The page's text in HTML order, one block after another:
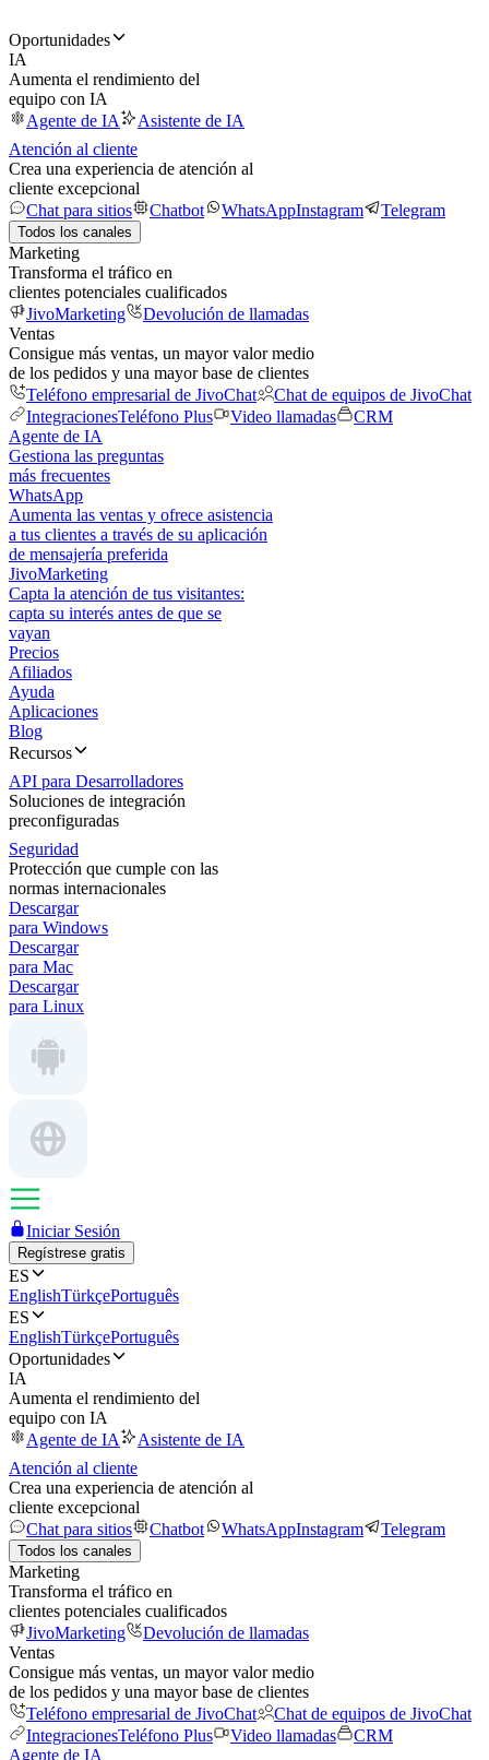
Oportunidades
IA
Aumenta el rendimiento del
equipo con IA
Agente de IA
Asistente de IA
Atención al cliente
Crea una experiencia de atención al
cliente excepcional
Chat para sitios
Chatbot WhatsAppInstagram Telegram
Todos los canales
Marketing
Transforma el tráfico en
clientes potenciales cualificados
JivoMarketing
Devolución de llamadas
Ventas
Consigue más ventas, un mayor valor medio
de los pedidos y una mayor base de clientes
Teléfono empresarial de JivoChat
Chat de equipos de JivoChat
IntegracionesTeléfono Plus Video llamadas
CRM
Agente de IA
Gestiona las preguntas
más frecuentes
WhatsApp
Aumenta las ventas y ofrece asistencia
a tus clientes a través de su aplicación
de mensajería preferida
JivoMarketing
Capta la atención de tus visitantes:
capta su interés antes de que se
vayan
Precios
Afiliados
Ayuda
Aplicaciones
Blog
Recursos
API para Desarrolladores
Soluciones de integración
preconfiguradas
Seguridad
Protección que cumple con las
normas internacionales
Descargar
para Windows
Descargar
para Mac
Descargar
para Linux
Iniciar Sesión
Regístrese gratis
ES
EnglishTürkçePortuguês
ES
EnglishTürkçePortuguês
Oportunidades
IA
Aumenta el rendimiento del
equipo con IA
Agente de IA
Asistente de IA
Atención al cliente
Crea una experiencia de atención al
cliente excepcional
Chat para sitios
Chatbot WhatsAppInstagram Telegram
Todos los canales
Marketing
Transforma el tráfico en
clientes potenciales cualificados
JivoMarketing
Devolución de llamadas
Ventas
Consigue más ventas, un mayor valor medio
de los pedidos y una mayor base de clientes
Teléfono empresarial de JivoChat
Chat de equipos de JivoChat
IntegracionesTeléfono Plus Video llamadas
CRM
Agente de IA